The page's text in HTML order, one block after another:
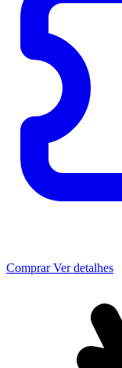
Comprar Ver detalhes